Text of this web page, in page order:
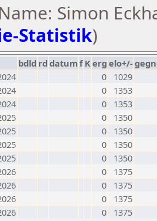
Simon
Statistik)
bdld rd datumf Kerg elo+/-
0
1029
0
1353
0
1353
0
1350
0
1350
0
1350
0
1350
0
1375
0
1375
0
1375
0 1375